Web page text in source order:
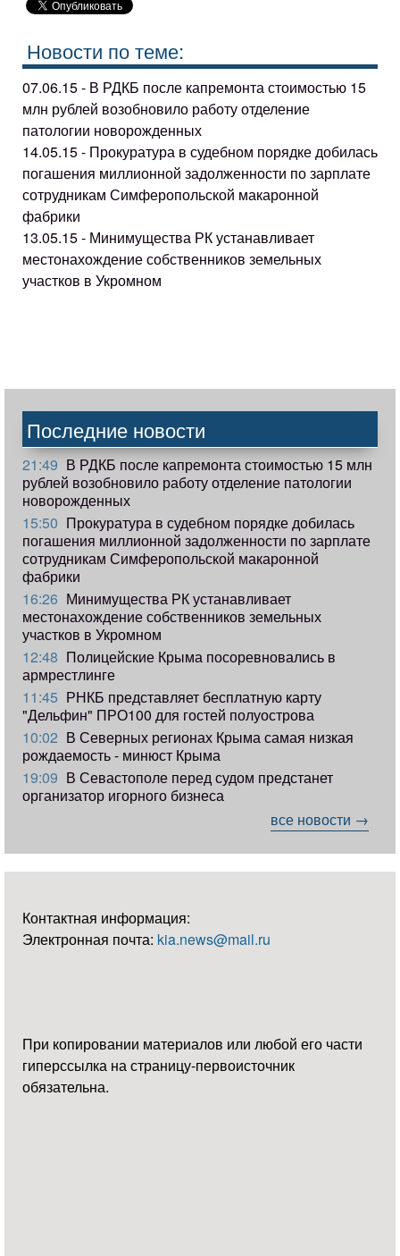
Новости по теме:
07.06.15 - В РДКБ после капремонта стоимостью 15
млн рублей возобновило работу отделение
патологии новорожденных
14.05.15 - Прокуратура в судебном порядке добилась
погашения миллионной задолженности по зарплате
сотрудникам Симферопольской макаронной
фабрики
13.05.15 - Минимущества РК устанавливает
местонахождение собственников земельных
участков в Укромном
Последние новости
21:49 В РДКБ после капремонта стоимостью 15 млн
рублей возобновило работу отделение патологии
новорожденных
15:50 Прокуратура в судебном порядке добилась
погашения миллионной задолженности по зарплате
сотрудникам Симферопольской макаронной
фабрики
16:26 Минимущества РК устанавливает
местонахождение собственников земельных
участков в Укромном
12:48 Полицейские Крыма посоревновались в
армрестлинге
11:45 РНКБ представляет бесплатную карту
"Дельфин" ПРО100 для гостей полуострова
10:02 В Северных регионах Крыма самая низкая
рождаемость - минюст Крыма
19:09 В Севастополе перед судом предстанет
организатор игорного бизнеса
все новости →
Контактная информация:
Электронная почта: kia.news@mail.ru
При копировании материалов или любой его части
гиперссылка на страницу-первоисточник
обязательна.